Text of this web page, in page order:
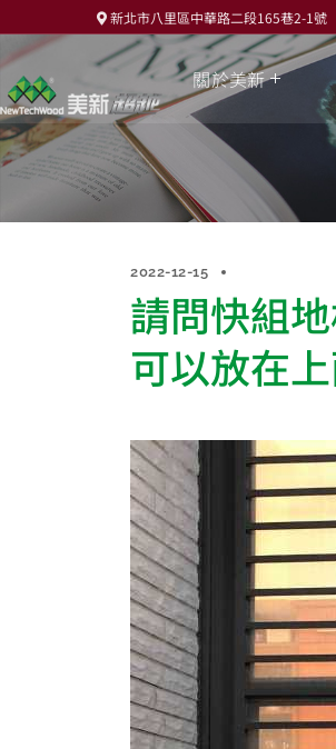
新北市八里區中華路二段165巷2-1
關於美新
2022-12-15
請問快組
可以放在